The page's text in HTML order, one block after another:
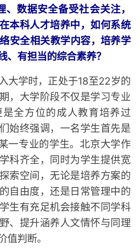
数据安全备受社会关注，
本科人才培养中，如何系统
安全相关教学内容，培养学
、有担当的综合素养？
大学时，正处于18至22岁的
，大学阶段不仅是学习专业
全方位的成人教育培养过
始终强调，一名学生首先是
一专业的学生。北京大学作
科齐全，同时为学生提供宽
索空间，无论是培养方案的
自由度，还是日常管理中的
生有充足机会接触不同学科
、提升涵养人文情怀与同理
判断。